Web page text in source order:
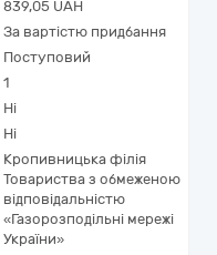
839,05 UAH
За вартістю придбання
Поступовий
1
Ні
Ні
Кропивницька філія
Товариства з обмеженою
відповідальністю
«Газорозподільні мережі
України»